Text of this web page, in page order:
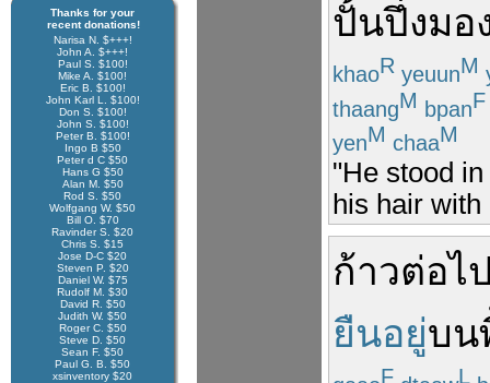
Thanks for your
recent donations!
Narisa N. $+++!
John A. $+++!
Paul S. $100!
Mike A. $100!
Eric B. $100!
John Karl L. $100!
Don S. $100!
John S. $100!
Peter B. $100!
Ingo B $50
Peter d C $50
Hans G $50
Alan M. $50
Rod S. $50
Wolfgang W. $50
Bill O. $70
Ravinder S. $20
Chris S. $15
Jose D-C $20
Steven P. $20
Daniel W. $75
Rudolf M. $30
David R. $50
Judith W. $50
Roger C. $50
Steve D. $50
Sean F. $50
Paul G. B. $50
xsinventory $20
ปั้นปึ่งมอ
khaoR yeuunM
thaangM bpanF
yenM chaaM
"He stood
his hair with
ก้าวต่อไ
ยืนอยู่บน
F L